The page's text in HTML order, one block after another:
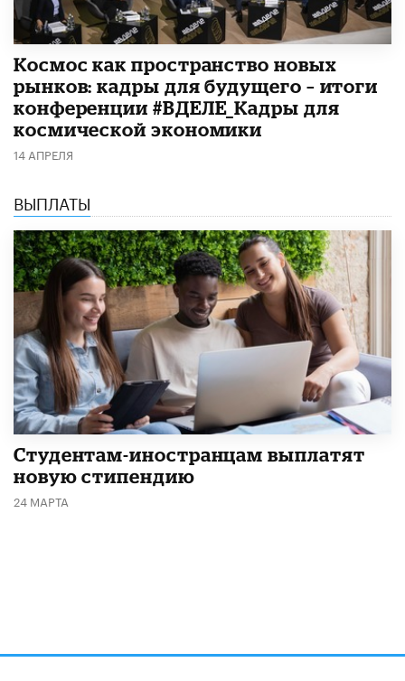
Космос как пространство новых
рынков: кадры для будущего – итоги
конференции #ВДЕЛЕ_Кадры для
космической экономики
14 АПРЕЛЯ
ВЫПЛАТЫ
Студентам-иностранцам выплатят
новую стипендию
24 МАРТА